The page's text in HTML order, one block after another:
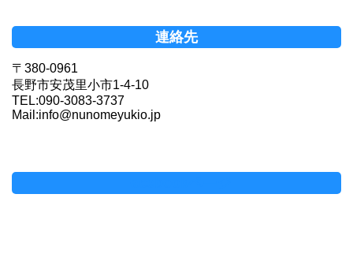
連絡先
〒380-0961
長野市安茂里小市1-4-10
TEL:090-3083-3737
Mail:info@nunomeyukio.jp